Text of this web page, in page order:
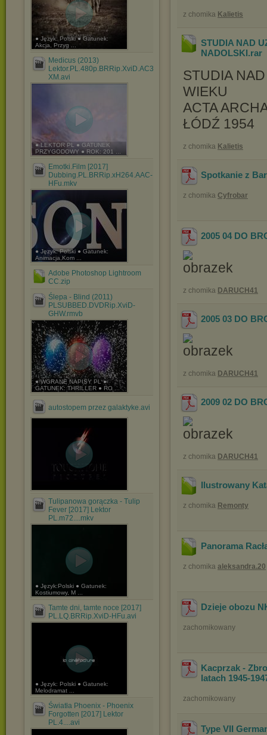
● Język: Polski ● Gatunek:
Akcja, Przyg ...
Medicus (2013)
Lektor.PL.480p.BRRip.XviD.AC3-
XM.avi
● LEKTOR PL ● GATUNEK
PRZYGODOWY ● ROK: 201 ...
Emotki.Film [2017]
Dubbing.PL.BRRip.xH264.AAC-
HFu.mkv
● Język: Polski ● Gatunek:
Animacja,Kom ...
Adobe Photoshop Lightroom
CC.zip
Ślepa - Blind (2011)
PLSUBBED.DVDRip.XviD-
GHW.rmvb
● WGRANE NAPISY PL ●
GATUNEK: THRILLER ● RO ...
autostopem przez galaktyke.avi
Tulipanowa gorączka - Tulip
Fever [2017] Lektor
PL.m72....mkv
● Język:Polski ● Gatunek:
Kostiumowy, M ...
Tamte dni, tamte noce [2017]
PL.LQ.BRRip.XviD-HFu.avi
● Język: Polski ● Gatunek:
Melodramat ...
Światła Phoenix - Phoenix
Forgotten [2017] Lektor
PL.4....avi
z chomika Kalietis
STUDIA NAD
NADOLSKI .rar
STUDIA
WIEKU
ACTA
ŁÓDŹ 1954
z chomika Kalietis
Spotkanie z
z chomika Cyfrobar
2005 04 DO
z chomika DARUCH41
2005 03 DO
z chomika DARUCH41
2009 02 DO
z chomika DARUCH41
Ilustrowany
z chomika Remonty
Panorama
z chomika aleksandra.20
Dzieje obozu
zachomikowany
Kacprzak -
latach 1945-
zachomikowany
Type VII